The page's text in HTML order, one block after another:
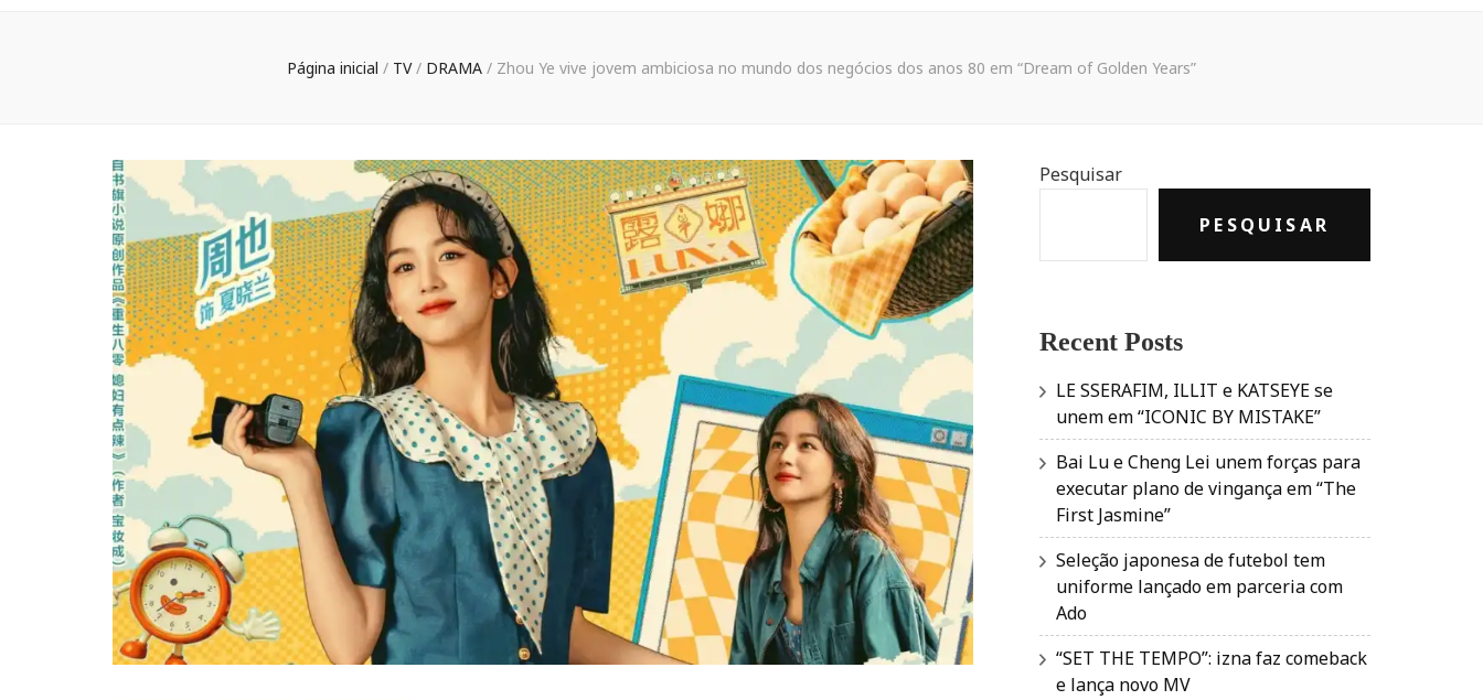
Página inicial / TV/ DRAMA / Zhou Ye vive jovem ambiciosa no mundo dos negócios dos anos 80 em “Dream of Golden Years”
Pesquisar
PESQUISAR
Recent Posts
LE SSERAFIM, ILLIT e KATSEYE se
unem em “ICONIC BY MISTAKE”
Bai Lu e Cheng Lei unem forças para
executar plano de vingança em “The
First Jasmine”
Seleção japonesa de futebol tem
uniforme lançado em parceria com
Ado
“SET THE TEMPO”: izna faz comeback
e lança novo MV